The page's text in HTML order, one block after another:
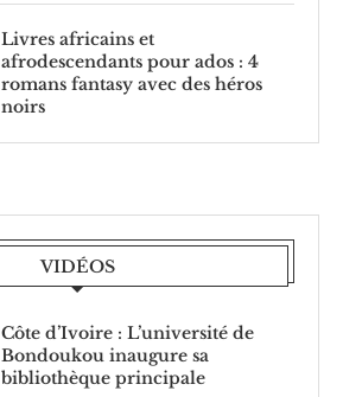
Livres africains et
afrodescendants pour ados : 4
romans fantasy avec des héros
noirs
VIDÉOS
Côte d’Ivoire : L’université de
Bondoukou inaugure sa
bibliothèque principale